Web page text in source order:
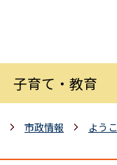
子育て・教育
市政情報 よう